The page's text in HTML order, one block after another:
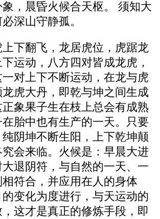
，晨昏火候合天枢。 须知大
深山守静孤。
上下翻飞，龙居虎位，虎踞龙
运动，八方四对皆成龙虎，
对上下不断运动，在龙与虎
虎大丹，即乾与坤之间生成
象果子生在枝上总会有成熟
胎中也有生产的一天。只要
阴坤不断生阳，上下乾坤颠
会来临。火候是：早晨大进
大退阴符，与自然的一天、一
符合，并应用在人的身体
变化为度进行，与天运动的
这才是真正的修炼手段，即